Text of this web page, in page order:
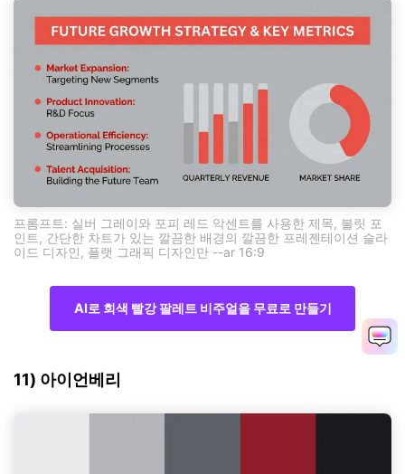
프롬프트: 실버 그레이와 포피 레드 악센트를 사용한 제목, 불릿 포
인트, 간단한 차트가 있는 깔끔한 배경의 깔끔한 프레젠테이션 슬라
이드 디자인, 플랫 그래픽 디자인만 --ar 16:9
AI로 회색 빨강 팔레트 비주얼을 무료로 만들기
11) 아이언베리